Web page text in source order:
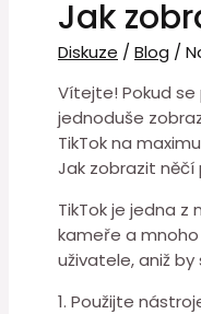
Jak
Diskuze / Blog /
Vítejte! Pokud
jednoduše
TikTok na
Jak zobrazit něčí
TikTok je jedna
kameře a
uživatele, aniž
1. Použijte